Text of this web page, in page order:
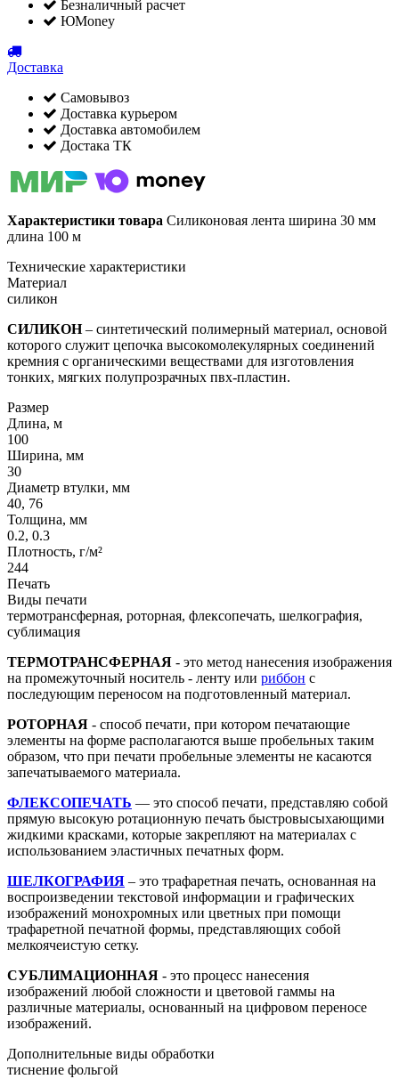
Безналичный расчет
ЮMoney
Доставка
Самовывоз
Доставка курьером
Доставка автомобилем
Достака ТК
Характеристики товара Силиконовая лента ширина 30 мм
длина 100 м
Технические характеристики
Материал
силикон
СИЛИКОН– синтетический полимерный материал, основой
которого служит цепочка высокомолекулярных соединений
кремния с органическими веществами для изготовления
тонких, мягких полупрозрачных пвх-пластин.
Размер
Длина, м
100
Ширина, мм
30
Диаметр втулки, мм
40, 76
Толщина, мм
0.2, 0.3
Плотность, г/м²
244
Печать
Виды печати
термотрансферная, роторная, флексопечать, шелкография,
сублимация
ТЕРМОТРАНСФЕРНАЯ - это метод нанесения изображения
на промежуточный носитель - ленту или риббон с
последующим переносом на подготовленный материал.
РОТОРНАЯ - способ печати, при котором печатающие
элементы на форме располагаются выше пробельных таким
образом, что при печати пробельные элементы не касаются
запечатываемого материала.
ФЛЕКСОПЕЧАТЬ — это способ печати, представляю собой
прямую высокую ротационную печать быстровысыхающими
жидкими красками, которые закрепляют на материалах с
использованием эластичных печатных форм.
ШЕЛКОГРАФИЯ – это трафаретная печать, основанная на
воспроизведении текстовой информации и графических
изображений монохромных или цветных при помощи
трафаретной печатной формы, представляющих собой
мелкоячеистую сетку.
СУБЛИМАЦИОННАЯ - это процесс нанесения
изображений любой сложности и цветовой гаммы на
различные материалы, основанный на цифровом переносе
изображений.
Дополнительные виды обработки
тиснение фольгой